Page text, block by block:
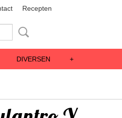
Recepten
DIVERSEN +